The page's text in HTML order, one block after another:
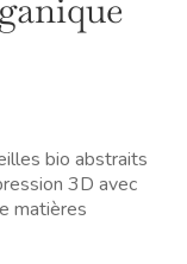
bio abstraits
3D avec
matières